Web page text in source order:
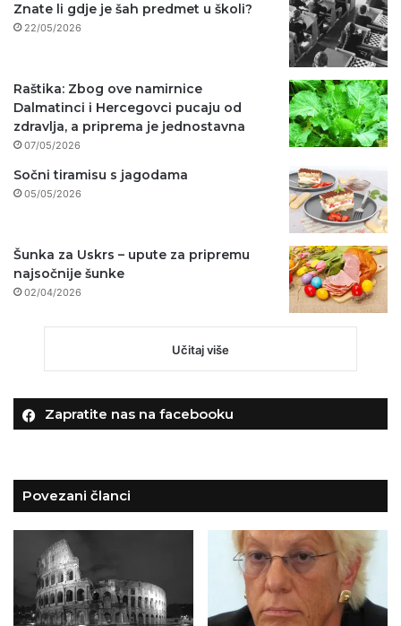
Znate li gdje je šah predmet u školi?
22/05/2026
Raštika: Zbog ove namirnice
Dalmatinci i Hercegovci pucaju od
zdravlja, a priprema je jednostavna
07/05/2026
Sočni tiramisu s jagodama
05/05/2026
Šunka za Uskrs – upute za pripremu
najsočnije šunke
02/04/2026
Učitaj više
Zapratite nas na facebooku
Povezani članci